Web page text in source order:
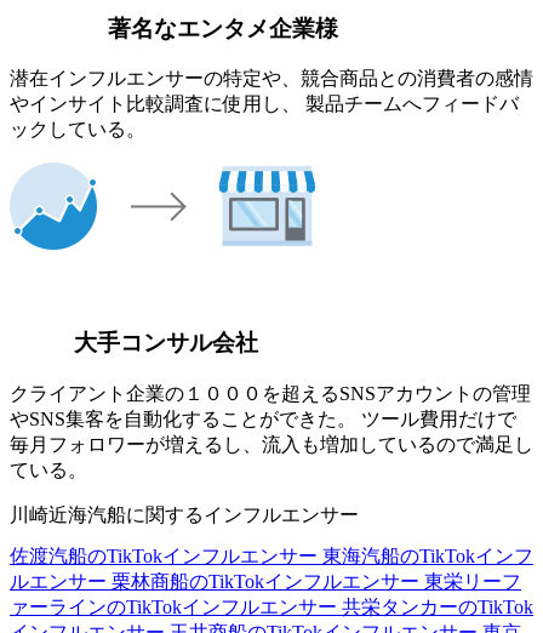
著名なエンタメ企業様
潜在インフルエンサーの特定や、競合商品との消費者の感情
やインサイト比較調査に使用し、 製品チームへフィードバ
ックしている。
大手コンサル会社
クライアント企業の１０００を超えるSNSアカウントの管理
やSNS集客を自動化することができた。 ツール費用だけで
毎月フォロワーが増えるし、流入も増加しているので満足し
ている。
川崎近海汽船に関するインフルエンサー
佐渡汽船のTikTokインフルエンサー 東海汽船のTikTokインフ
ルエンサー 栗林商船のTikTokインフルエンサー 東栄リーフ
ァーラインのTikTokインフルエンサー 共栄タンカーのTikTok